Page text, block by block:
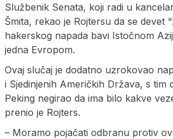
Službenik Senata, koji radi u
Šmita, rekao je Rojtersu da se devet
hakerskog napada bavi Istočnom
jedna Evropom.
Ovaj slučaj je dodatno uzrokovao
i Sjedinjenih Američkih Država, s tim
Peking negirao da ima bilo kakve
prenio je Rojters.
– Moramo pojačati odbranu protiv